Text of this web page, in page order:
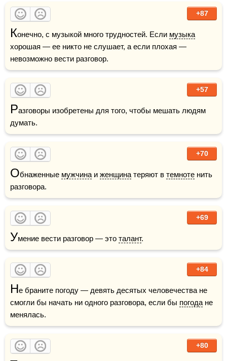
+87
Конечно, с музыкой много трудностей. Если музыка
хорошая — ее никто не слушает, а если плохая —
невозможно вести разговор.
+57
Разговоры изобретены для того, чтобы мешать людям
думать.
+70
Обнаженные мужчина и женщина теряют в темноте нить
разговора.
+69
Умение вести разговор — это талант.
+84
Не браните погоду — девять десятых человечества не
смогли бы начать ни одного разговора, если бы погода не
менялась.
+80